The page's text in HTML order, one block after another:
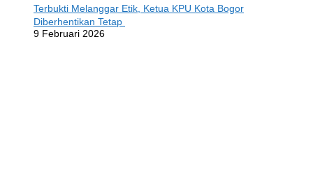
Terbukti Melanggar Etik, Ketua KPU Kota Bogor
Diberhentikan Tetap
9 Februari 2026